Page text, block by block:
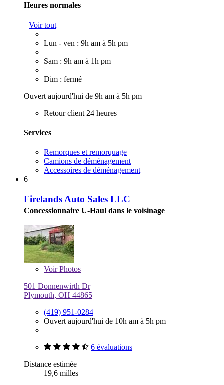
Heures normales
Voir tout
Lun - ven : 9h am à 5h pm
Sam : 9h am à 1h pm
Dim : fermé
Ouvert aujourd'hui de 9h am à 5h pm
Retour client 24 heures
Services
Remorques et remorquage
Camions de déménagement
Accessoires de déménagement
6
Firelands Auto Sales LLC
Concessionnaire U-Haul dans le voisinage
VoirPhotos
501 Donnenwirth Dr
Plymouth, OH 44865
(419) 951-0284
Ouvert aujourd'hui de 10h am à 5h pm
6 évaluations
Distance estimée
19,6 milles